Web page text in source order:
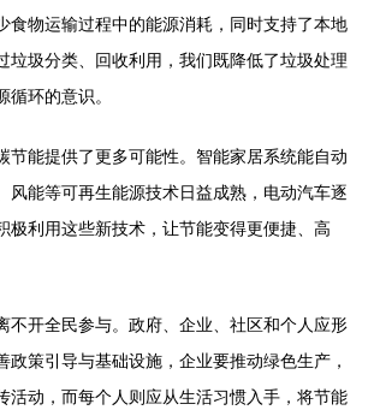
食物运输过程中的能源消耗，同时支持了本地
垃圾分类、回收利用，我们既降低了垃圾处理
环的意识。
节能提供了更多可能性。智能家居系统能自动
风能等可再生能源技术日益成熟，电动汽车逐
极利用这些新技术，让节能变得更便捷、高
不开全民参与。政府、企业、社区和个人应形
政策引导与基础设施，企业要推动绿色生产，
活动，而每个人则应从生活习惯入手，将节能